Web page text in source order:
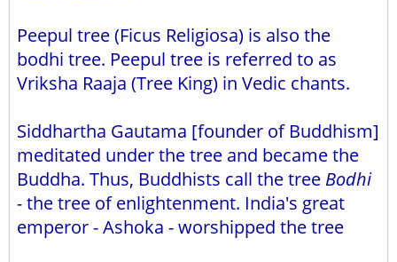
Peepul tree (Ficus Religiosa) is also the
bodhi tree. Peepul tree is referred to as
Vriksha Raaja (Tree King) in Vedic chants.
Siddhartha Gautama [founder of Buddhism]
meditated under the tree and became the
Buddha. Thus, Buddhists call the tree Bodhi
-the tree of enlightenment. India's great
emperor - Ashoka - worshipped the tree